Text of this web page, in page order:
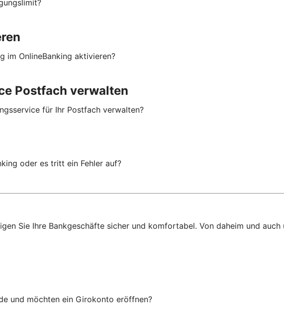
im OnlineBanking aktivieren?
Postfach verwalten
für Ihr Postfach verwalten?
oder es tritt ein Fehler auf?
Sie Ihre Bankgeschäfte sicher und komfortabel. Von daheim und auch
und möchten ein Girokonto eröffnen?